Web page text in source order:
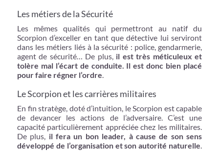
Les métiers de la Sécurité
Les mêmes qualités qui permettront au natif du
Scorpion d’exceller en tant que détective lui serviront
dans les métiers liés à la sécurité : police, gendarmerie,
agent de sécurité… De plus,il est très méticuleux et
tolère mal l’écart de conduite. Il est donc bien placé
pour faire régner l’ordre.
Le Scorpion et les carrières militaires
En fin stratège, doté d’intuition, le Scorpion est capable
de devancer les actions de l’adversaire. C’est une
capacité particulièrement appréciée chez les militaires.
De plus, il fera un bon leader, à cause de son sens
développé de l’organisation et son autorité naturelle.